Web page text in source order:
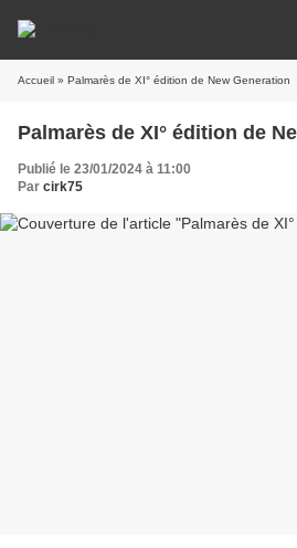
Accueil » Palmarès de XI° édition de New Generation
Palmarès de XI° édition de
Publié le 23/01/2024 à 11:00
Par cirk75